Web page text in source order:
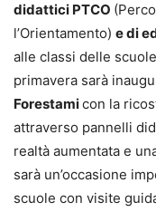
didattici PTCO
l’Orientamento) e di
alle classi delle
primavera sarà
Forestamicon la
attraverso pannelli
realtà aumentata e
sarà un’occasione
scuole con visite